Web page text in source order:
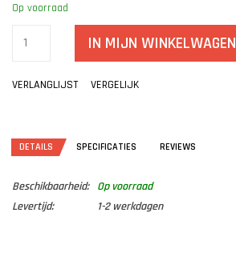
Op voorraad
IN MIJN WINKELWAGEN
VERLANGLIJST VERGELIJK
DETAILS SPECIFICATIES REVIEWS
Beschikbaarheid:
Op voorraad
Levertijd:
1-2 werkdagen